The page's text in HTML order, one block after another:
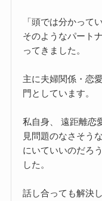
「頭では分かって
そのようなパート
ってきました。
主に夫婦関係・恋
門としています。
私自身、 遠距離恋
見問題のなさそう
にいていいのだろ
した。
話し合っても解決し